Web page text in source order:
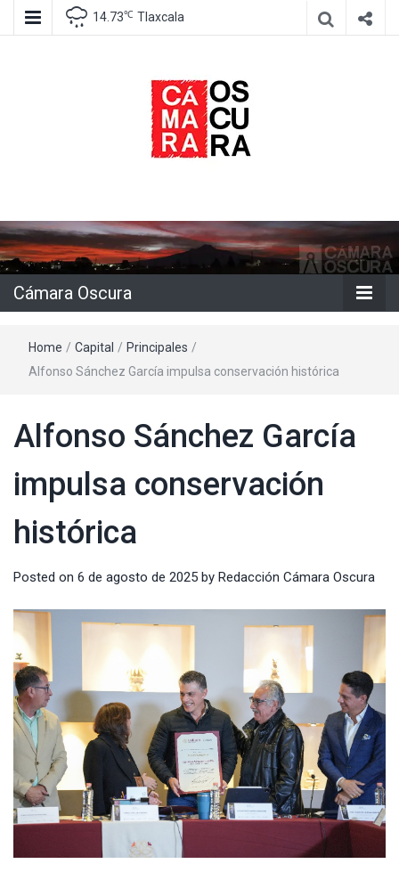
14.73℃ Tlaxcala
Cámara
Oscura
Cámara Oscura
Home / Capital / Principales /
Alfonso Sánchez García impulsa conservación histórica
Alfonso Sánchez García
impulsa conservación
histórica
Posted on 6 de agosto de 2025 by Redacción Cámara Oscura